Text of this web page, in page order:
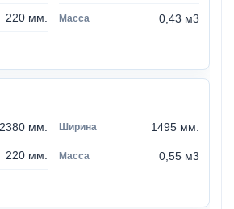
220 мм. 0,43 м3
2380 мм. 1495 мм.
220 мм. 0,55 м3